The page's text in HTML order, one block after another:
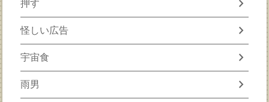
押す chevron_right
怪しい広告 chevron_right
宇宙食 chevron_right
雨男 chevron_right